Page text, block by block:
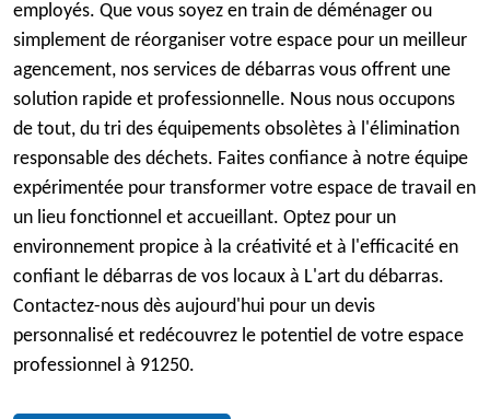
employés. Que vous soyez en train de déménager ou
simplement de réorganiser votre espace pour un meilleur
agencement, nos services de débarras vous offrent une
solution rapide et professionnelle. Nous nous occupons
de tout, du tri des équipements obsolètes à l'élimination
responsable des déchets. Faites confiance à notre équipe
expérimentée pour transformer votre espace de travail en
un lieu fonctionnel et accueillant. Optez pour un
environnement propice à la créativité et à l'efficacité en
confiant le débarras de vos locaux à L'art du débarras.
Contactez-nous dès aujourd'hui pour un devis
personnalisé et redécouvrez le potentiel de votre espace
professionnel à 91250.